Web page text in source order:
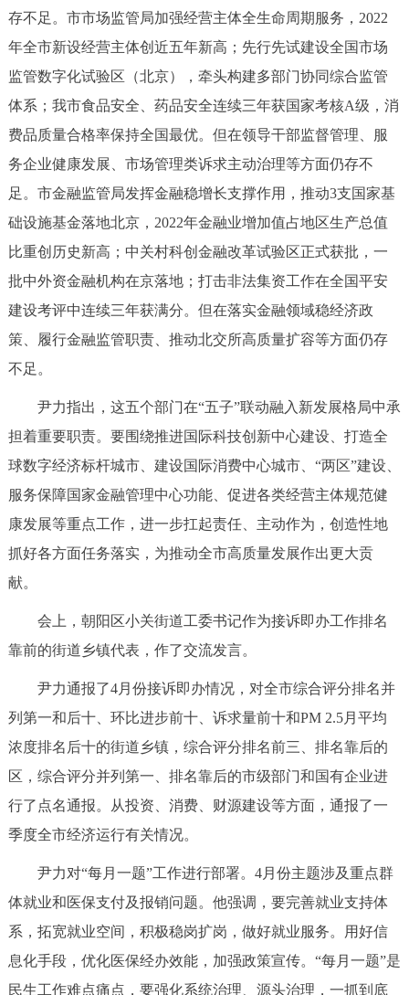
ESPAÑOL العربية PORTUGUÊS
ITALIANO
回到顶部
存不足。市市场监管局加强经营主体全生命周期服务，2022
年全市新设经营主体创近五年新高；先行先试建设全国市场
监管数字化试验区（北京），牵头构建多部门协同综合监管
体系；我市食品安全、药品安全连续三年获国家考核A级，消
费品质量合格率保持全国最优。但在领导干部监督管理、服
务企业健康发展、市场管理类诉求主动治理等方面仍存不
足。市金融监管局发挥金融稳增长支撑作用，推动3支国家基
础设施基金落地北京，2022年金融业增加值占地区生产总值
比重创历史新高；中关村科创金融改革试验区正式获批，一
批中外资金融机构在京落地；打击非法集资工作在全国平安
建设考评中连续三年获满分。但在落实金融领域稳经济政
策、履行金融监管职责、推动北交所高质量扩容等方面仍存
不足。
尹力指出，这五个部门在“五子”联动融入新发展格局中承
担着重要职责。要围绕推进国际科技创新中心建设、打造全
球数字经济标杆城市、建设国际消费中心城市、“两区”建设、
服务保障国家金融管理中心功能、促进各类经营主体规范健
康发展等重点工作，进一步扛起责任、主动作为，创造性地
抓好各方面任务落实，为推动全市高质量发展作出更大贡
献。
会上，朝阳区小关街道工委书记作为接诉即办工作排名
靠前的街道乡镇代表，作了交流发言。
尹力通报了4月份接诉即办情况，对全市综合评分排名并
列第一和后十、环比进步前十、诉求量前十和PM 2.5月平均
浓度排名后十的街道乡镇，综合评分排名前三、排名靠后的
区，综合评分并列第一、排名靠后的市级部门和国有企业进
行了点名通报。从投资、消费、财源建设等方面，通报了一
季度全市经济运行有关情况。
尹力对“每月一题”工作进行部署。4月份主题涉及重点群
体就业和医保支付及报销问题。他强调，要完善就业支持体
系，拓宽就业空间，积极稳岗扩岗，做好就业服务。用好信
息化手段，优化医保经办效能，加强政策宣传。“每月一题”是
民生工作难点痛点，要强化系统治理、源头治理，一抓到底